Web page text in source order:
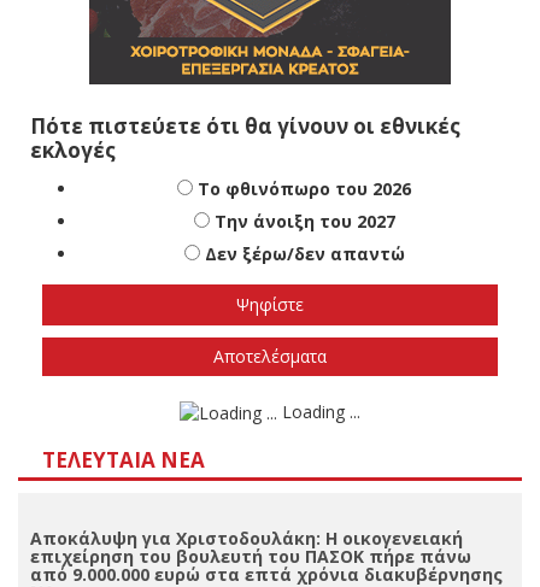
Πότε πιστεύετε ότι θα γίνουν οι εθνικές
εκλογές
Το φθινόπωρο του 2026
Την άνοιξη του 2027
Δεν ξέρω/δεν απαντώ
ΤΕΛΕΥΤΑΊΑ ΝΈΑ